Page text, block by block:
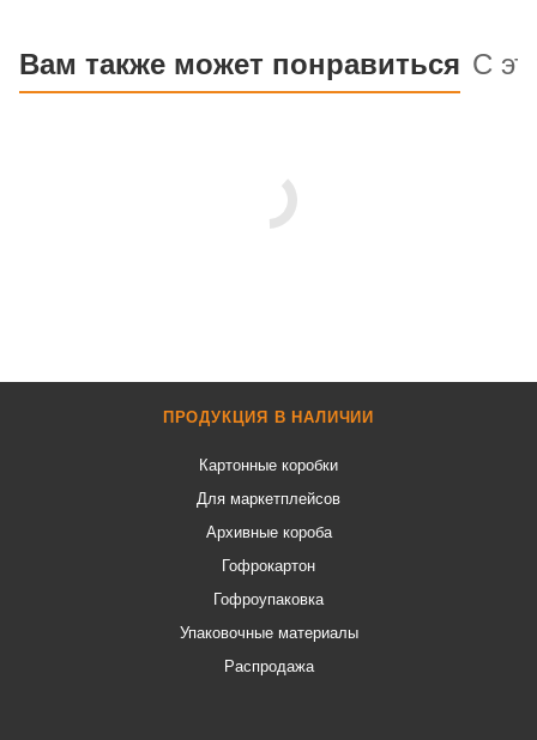
Вам также может понравиться С
ПРОДУКЦИЯ В НАЛИЧИИ
Картонные коробки
Для маркетплейсов
Архивные короба
Гофрокартон
Гофроупаковка
Упаковочные материалы
Распродажа